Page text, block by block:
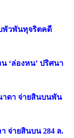
พัวพันทุจริตคดี
‘ล่องหน’ ปริศนา
ดา จ่ายสินบนพัน
จ่ายสินบน 284 ล.